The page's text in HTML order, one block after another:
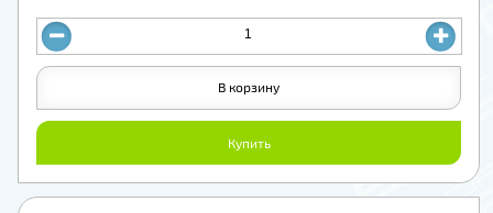
Купить
В корзину